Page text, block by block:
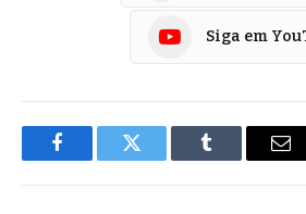
Siga em
FacebookTwitter Tumblr
E-